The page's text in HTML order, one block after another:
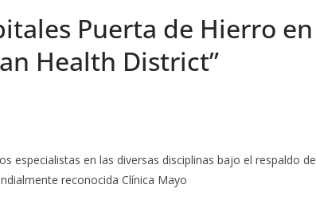
Puerta de Hierro en
Health District”
especialistas en las diversas disciplinas bajo el respaldo de
reconocida Clínica Mayo